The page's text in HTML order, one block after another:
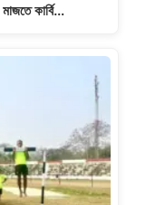
কাৰ্বি…